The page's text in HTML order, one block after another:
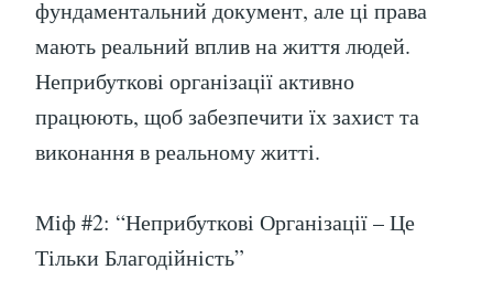
фундаментальний документ, але ці права
мають реальний вплив на життя людей.
Неприбуткові організації активно
працюють, щоб забезпечити їх захист та
виконання в реальному житті.
Міф #2: “Неприбуткові Організації – Це
Тільки Благодійність”